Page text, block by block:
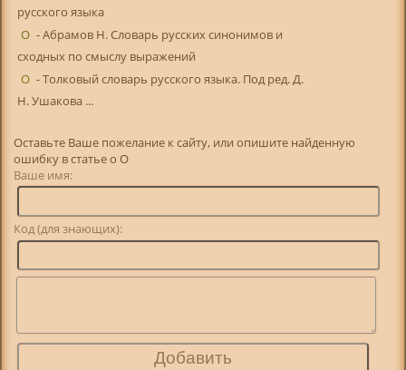
русского языка
О - Абрамов Н. Словарь русских синонимов и
сходных по смыслу выражений
О - Толковый словарь русского языка. Под ред. Д.
Н. Ушакова ...
Оставьте Ваше пожелание к сайту, или опишите найденную
ошибку в статье о О
Ваше имя:
Код (для знающих):